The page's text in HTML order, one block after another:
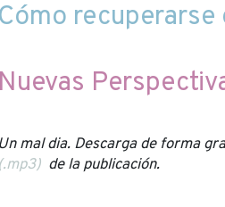
recuperarse
mal dia. Descarga de forma
de la publicación.